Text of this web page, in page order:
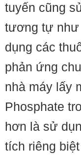
tuyến cũng
tương tự như
dụng các
phản ứng
nhà máy lấy
Phosphate
hơn là sử
tích riêng